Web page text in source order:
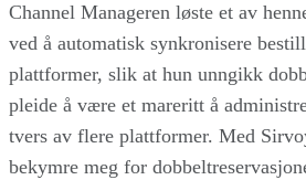
Channel Manageren løste et av
ved å automatisk synkronisere
plattformer, slik at hun unngikk
pleide å være et mareritt å
tvers av flere plattformer. Med
bekymre meg for